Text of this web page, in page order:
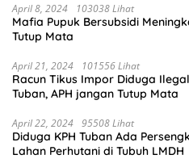
April 8, 2024 103038 Lihat
Mafia Pupuk Bersubsidi
Tutup Mata
April 21, 2024 101556 Lihat
Racun Tikus Impor Diduga
Tuban, APH jangan Tutup Mata
April 22, 2024 95508 Lihat
Diduga KPH Tuban Ada
Lahan Perhutani di Tubuh LMDH